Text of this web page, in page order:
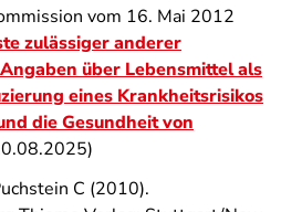
vom 16. Mai 2012
zulässiger anderer
über Lebensmittel als
eines Krankheitsrisikos
die Gesundheit von
C (2010).